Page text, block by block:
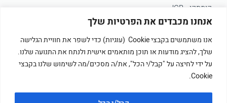
אנחנו מכבדים את הפרטיות שלך
אנו משתמשים בקבצי Cookie (עוגיות) כדי לשפר את חוויית הגלישה
שלך, להציג מודעות או תוכן מותאמים אישית ולנתח את התנועה שלנו.
על ידי לחיצה על "קבל/י הכל", את/ה מסכים/מה לשימוש שלנו בקבצי
Cookie.
קומסקו - JCB
קומסקו - POTAIN
קומסקו